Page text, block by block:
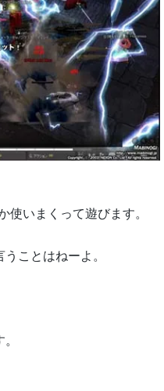
使いまくって遊びます。
ことはねーよ。